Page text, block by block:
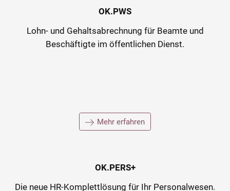
OK.PWS
Lohn- und Gehaltsabrechnung für Beamte und
Beschäftigte im öffentlichen Dienst.
Mehr erfahren
OK.PERS+
Die neue HR-Komplettlösung für Ihr Personalwesen.